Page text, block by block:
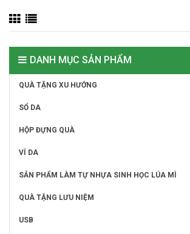
DANH MỤC SẢN PHẨM
QUÀ TẶNG XU HƯỚNG
SỔ DA
HỘP ĐỰNG QUÀ
VÍ DA
SẢN PHẨM LÀM TỰ NHỰA SINH HỌC LÚA MÌ
QUÀ TẶNG LƯU NIỆM
USB